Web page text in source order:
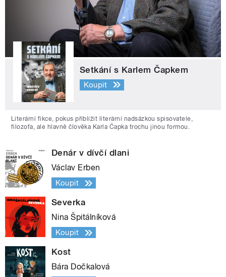
Setkání s Karlem Čapkem
Koupit
Literární fikce, pokus přiblížit literární nadsázkou spisovatele,
filozofa, ale hlavně člověka Karla Čapka trochu jinou formou.
Denár v dívčí dlani
Václav Erben
Koupit
Severka
Nina Špitálníková
Koupit
Kost
Bára Dočkalová